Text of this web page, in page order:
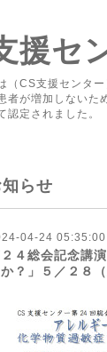
援セ
（CS支援センタ
が増加しない
認定されました。
知らせ
04-24 05:35:00
４総会記念講
？」５／２８